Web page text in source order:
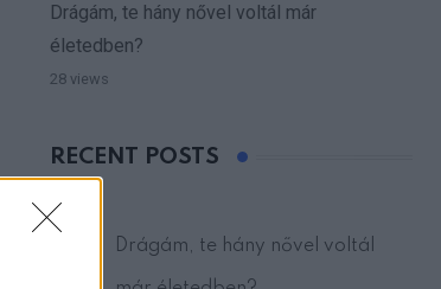
Drágám, te hány nővel voltál már
életedben?
28 views
RECENT POSTS
Drágám, te hány nővel voltál